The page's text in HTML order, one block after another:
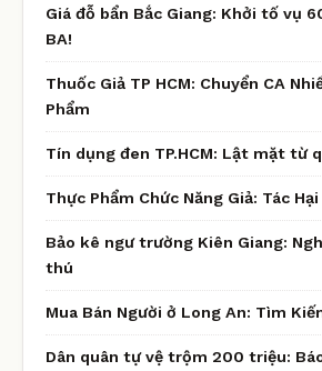
Giá đỗ bẩn Bắc Giang: Khởi tố vụ
BA!
Thuốc Giả TP HCM: Chuyển CA
Phẩm
Tín dụng đen TP.HCM: Lật mặt từ
Thực Phẩm Chức Năng Giả: Tác
Bảo kê ngư trường Kiên Giang:
thú
Mua Bán Người ở Long An: Tìm
Dân quân tự vệ trộm 200 triệu: